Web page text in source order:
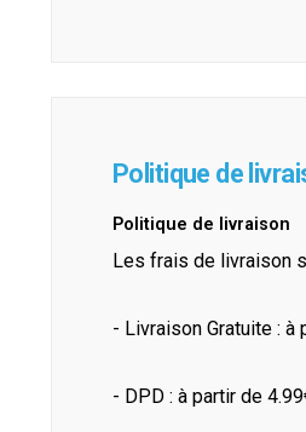
Politique de
Politique de livraison
Les frais de livraison
- Livraison Gratuite : à
- DPD : à partir de